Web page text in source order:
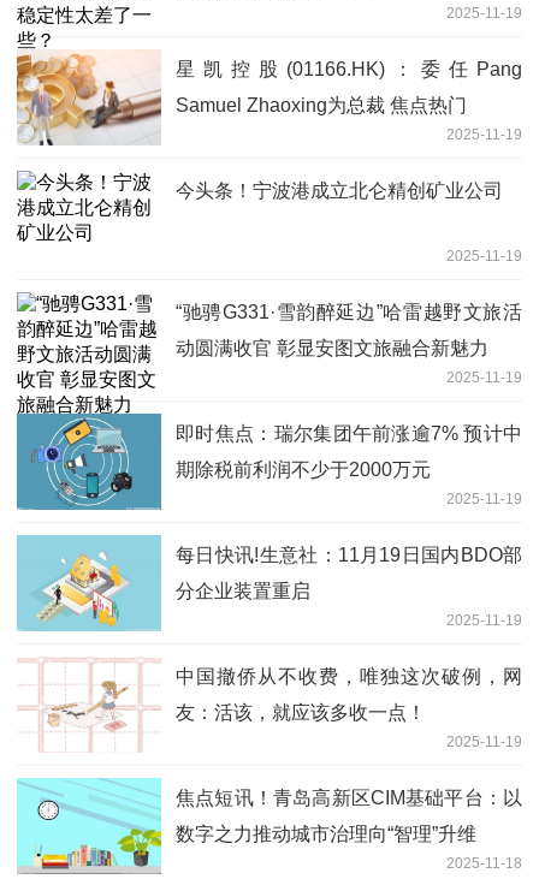
2025-11-19
星凯控股(01166.HK)：委任Pang
Samuel Zhaoxing为总裁 焦点热门
2025-11-19
今头条！宁波港成立北仑精创矿业公司
2025-11-19
“驰骋G331·雪韵醉延边”哈雷越野文旅活
动圆满收官 彰显安图文旅融合新魅力
2025-11-19
即时焦点：瑞尔集团午前涨逾7% 预计中
期除税前利润不少于2000万元
2025-11-19
每日快讯!生意社：11月19日国内BDO部
分企业装置重启
2025-11-19
中国撤侨从不收费，唯独这次破例，网
友：活该，就应该多收一点！
2025-11-19
焦点短讯！青岛高新区CIM基础平台：以
数字之力推动城市治理向“智理”升维
2025-11-18